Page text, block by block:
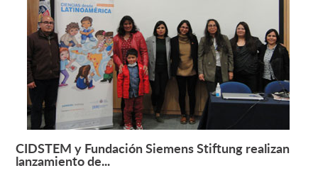
Leer más +
CIDSTEM y Fundación Siemens Stiftung realizan
lanzamiento de...